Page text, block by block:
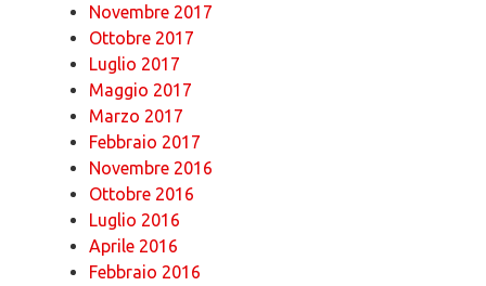
Novembre 2017
Ottobre 2017
Luglio 2017
Maggio 2017
Marzo 2017
Febbraio 2017
Novembre 2016
Ottobre 2016
Luglio 2016
Aprile 2016
Febbraio 2016